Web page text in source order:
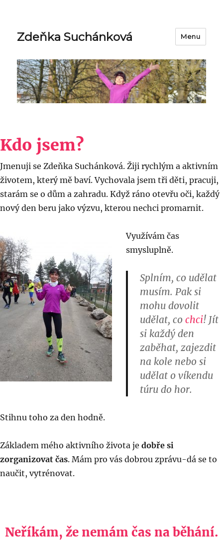
Zdeňka Suchánková Menu
Kdo jsem?
Jmenuji se Zdeňka Suchánková. Žiji rychlým a aktivním
životem, který mě baví. Vychovala jsem tři děti, pracuji,
starám se o dům a zahradu. Když ráno otevřu oči, každý
nový den beru jako výzvu, kterou nechci promarnit.
Využívám čas
smysluplně.
Splním, co udělat
musím. Pak si
mohu dovolit
udělat, co chci! Jít
si každý den
zaběhat, zajezdit
na kole nebo si
udělat o víkendu
túru do hor.
Stihnu toho za den hodně.
Základem mého aktivního života je dobře si
zorganizovat čas. Mám pro vás dobrou zprávu-dá se to
naučit, vytrénovat.
Neříkám, že nemám čas na běhání.